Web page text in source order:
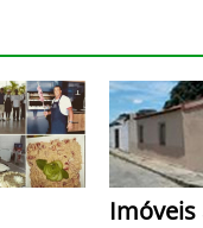
Imóveis